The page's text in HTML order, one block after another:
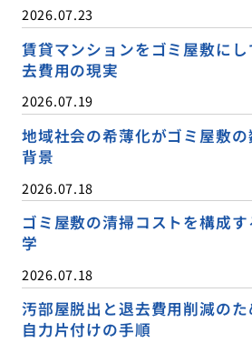
2026.07.23
賃貸マンションをゴミ屋敷に
去費用の現実
2026.07.19
地域社会の希薄化がゴミ屋敷
背景
2026.07.18
ゴミ屋敷の清掃コストを構成
学
2026.07.18
汚部屋脱出と退去費用削減の
自力片付けの手順